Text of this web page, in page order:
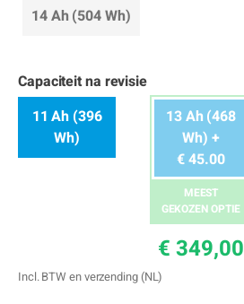
14 Ah (504 Wh)
Capaciteit na revisie
11 Ah (396
Wh)
13 Ah (468
Wh) +
€ 45.00
MEEST
GEKOZEN OPTIE
€ 349,00
Incl. BTW en verzending (NL)